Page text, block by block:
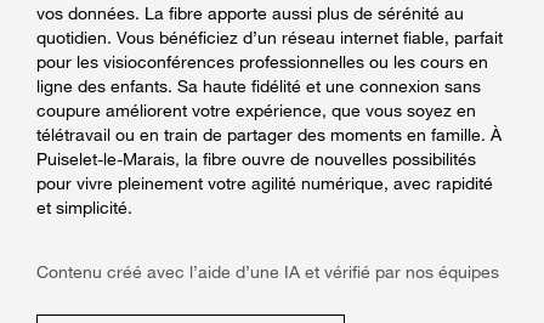
vos données. La fibre apporte aussi plus de sérénité au
quotidien. Vous bénéficiez d’un réseau internet fiable, parfait
pour les visioconférences professionnelles ou les cours en
ligne des enfants. Sa haute fidélité et une connexion sans
coupure améliorent votre expérience, que vous soyez en
télétravail ou en train de partager des moments en famille. À
Puiselet-le-Marais, la fibre ouvre de nouvelles possibilités
pour vivre pleinement votre agilité numérique, avec rapidité
et simplicité.
Contenu créé avec l’aide d’une IA et vérifié par nos équipes